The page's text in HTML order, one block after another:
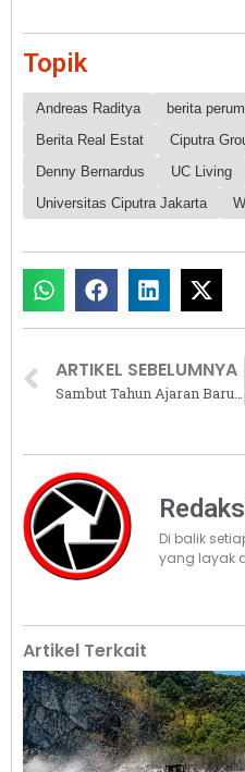
Topik
Andreas Raditya berita
Berita Real Estat
Ciputra
Denny Bernardus
UC Living
Universitas Ciputra Jakarta
ARTIKEL SEBELUMNYA
Sambut Tahun Ajaran Baru, IKEA Helat Program Back to School
Di balik
yang layak
Artikel Terkait